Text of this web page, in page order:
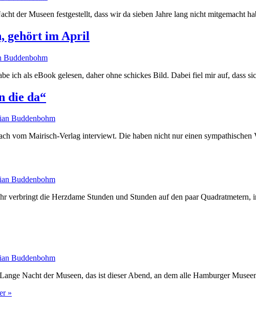
der Museen festgestellt, dass wir da sieben Jahre lang nicht mitgemacht
gehört im April
Buddenbohm
ich als eBook gelesen, daher ohne schickes Bild. Dabei fiel mir auf, dass
die da“
Buddenbohm
vom Mairisch-Verlag interviewt. Die haben nicht nur einen sympathischen
Buddenbohm
verbringt die Herzdame Stunden und Stunden auf den paar Quadratmetern,
Buddenbohm
Nacht der Museen, das ist dieser Abend, an dem alle Hamburger
»